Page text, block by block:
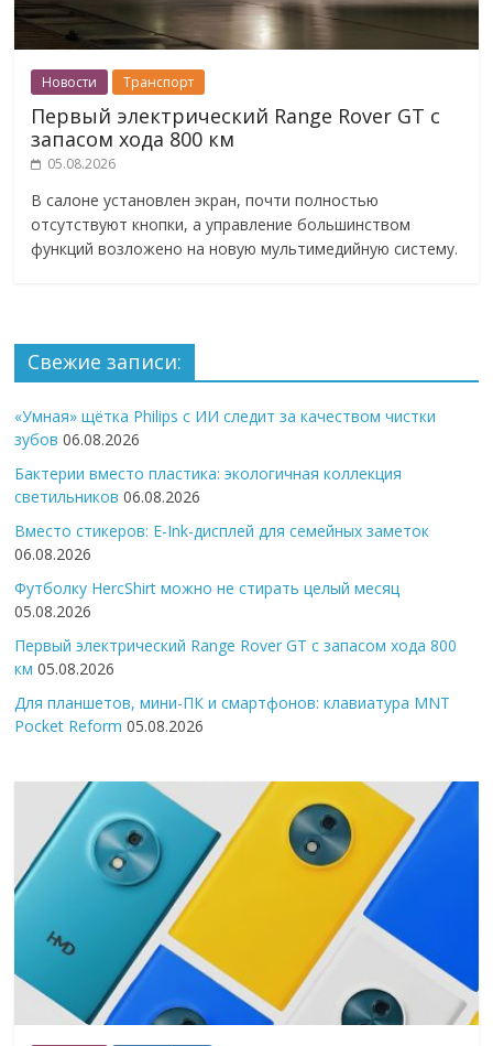
Новости Транспорт
Первый электрический Range Rover GT с
запасом хода 800 км
05.08.2026
В салоне установлен экран, почти полностью
отсутствуют кнопки, а управление большинством
функций возложено на новую мультимедийную систему.
Свежие записи:
«Умная» щётка Philips с ИИ следит за качеством чистки
зубов 06.08.2026
Бактерии вместо пластика: экологичная коллекция
светильников 06.08.2026
Вместо стикеров: E-Ink-дисплей для семейных заметок
06.08.2026
Футболку HercShirt можно не стирать целый месяц
05.08.2026
Первый электрический Range Rover GT с запасом хода 800
км 05.08.2026
Для планшетов, мини-ПК и смартфонов: клавиатура MNT
Pocket Reform 05.08.2026